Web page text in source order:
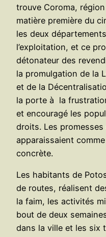
trouve Coroma,
matière première du
les deux
l’exploitation, et ce
détonateur des
la promulgation de la
et de la
la porte à la
et encouragé les
droits. Les
apparaissaient
concrète.
Les habitants de
de routes, réalisent
la faim, les activités
bout de deux
dans la ville et les six